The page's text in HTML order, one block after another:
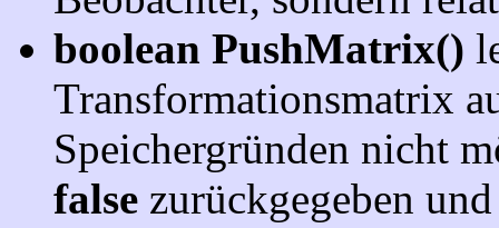
boolean PushMatrix()
Transformationsmatrix
Speichergründen nicht
false zurückgegeben